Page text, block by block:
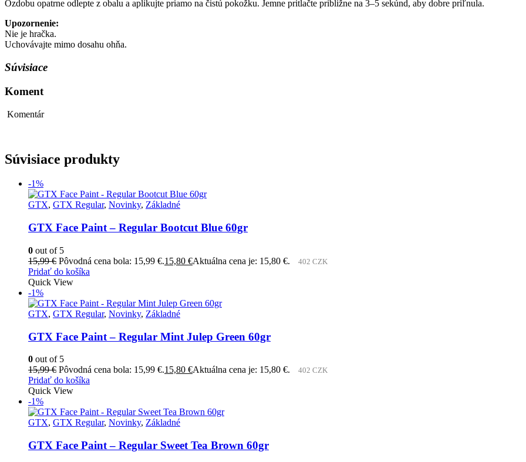
Ozdobu opatrne odlepte z obalu a aplikujte priamo na čistú pokožku. Jemne pritlačte približne na 3–5 sekúnd, aby dobre priľnula.
Upozornenie:
Nie je hračka.
Uchovávajte mimo dosahu ohňa.
Súvisiace
Koment
Komentár
Súvisiace produkty
-1%
GTX, GTX Regular, Novinky, Základné
GTX Face Paint – Regular Bootcut Blue 60gr
0 out of 5
15,99€ Pôvodná cena bola: 15,99 €.15,80 €Aktuálna cena je: 15,80 €. 402 CZK
Pridať do košíka
Quick View
-1%
GTX, GTX Regular, Novinky, Základné
GTX Face Paint – Regular Mint Julep Green 60gr
0 out of 5
15,99€ Pôvodná cena bola: 15,99 €.15,80 €Aktuálna cena je: 15,80 €. 402 CZK
Pridať do košíka
Quick View
-1%
GTX, GTX Regular, Novinky, Základné
GTX Face Paint – Regular Sweet Tea Brown 60gr